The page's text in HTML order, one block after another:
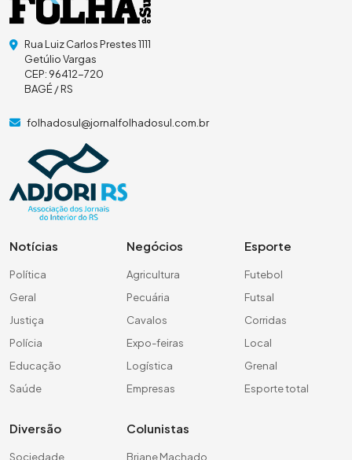
Rua Luiz Carlos Prestes 1111
Getúlio Vargas
CEP: 96412-720
BAGÉ / RS
folhadosul@jornalfolhadosul.com.br
Notícias
Política
Geral
Justiça
Polícia
Educação
Saúde
Negócios
Agricultura
Pecuária
Cavalos
Expo-feiras
Logística
Empresas
Esporte
Futebol
Futsal
Corridas
Local
Grenal
Esporte total
Diversão
Sociedade
Colunistas
Briane Machado